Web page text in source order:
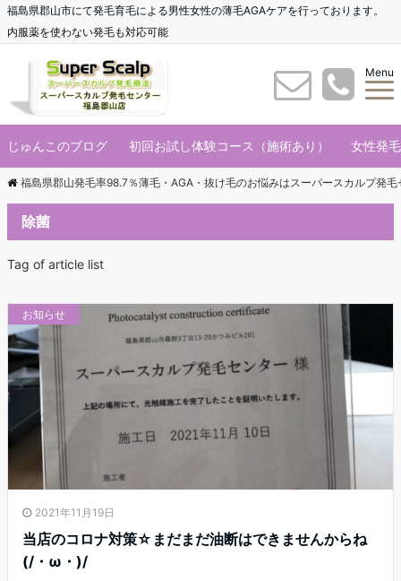
福島県郡山市にて発毛育毛による男性女性の薄毛AGAケアを行っております。
内服薬を使わない発毛も対応可能
Menu
じゅんこのブログ 初回お試し体験コース（施術あり） 女性発
福島県郡山発毛率98.7％薄毛・AGA・抜け毛のお悩みはスーパースカルプ発
除菌
Tag of article list
お知らせ
2021年11月19日
当店のコロナ対策☆まだまだ油断はできませんからね
(/・ω・)/